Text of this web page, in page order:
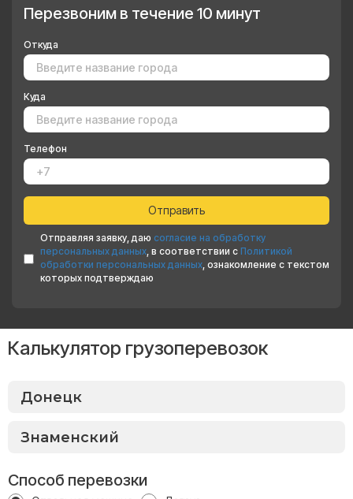
Перезвоним в течение 10 минут
Откуда
Куда
Телефон
Отправляя заявку, даю согласие на обработку
персональных данных, в соответствии с Политикой
обработки персональных данных, ознакомление с текстом
которых подтверждаю
Калькулятор грузоперевозок
Способ перевозки